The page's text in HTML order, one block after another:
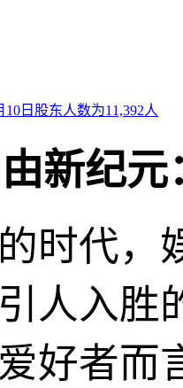
新纪
时代，
人入胜
好者而